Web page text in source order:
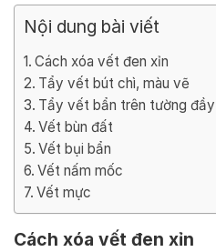
Nội dung bài viết
Cách xóa vết đen xỉn
Tẩy vết bút chì, màu vẽ
Tẩy vết bẩn trên tường
Vết bùn đất
Vết bụi bẩn
Vết nấm mốc
Vết mực
Cách xóa vết đen xỉn